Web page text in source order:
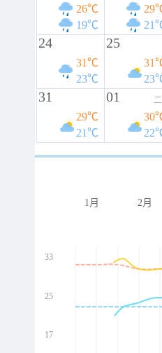
26℃
19℃
24
31℃
23℃
25
31
29℃
21℃
01
1月 2月
33
25
17